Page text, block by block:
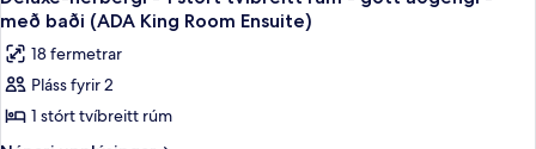
með
baði
(Standard
Queen
meðalstórt
rúm
baði
(Standard
allar
myndir
fyrir
Deluxe-
herbergi
með baði (ADA King Room Ensuite)
18 fermetrar
Pláss fyrir 2
1 stórt tvíbreitt rúm